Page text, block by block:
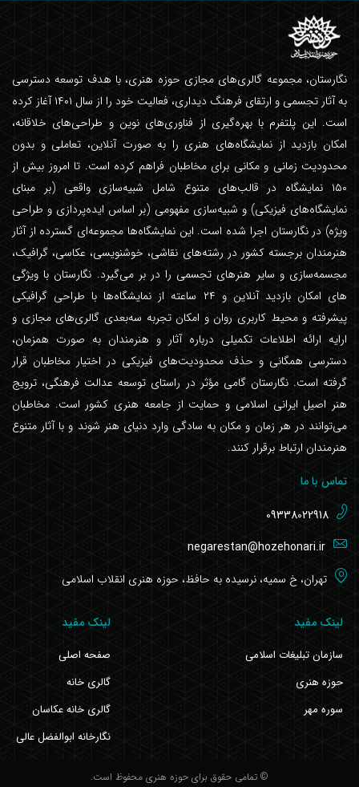
نگارستان، مجموعه گالری‌های مجازی حوزه هنری، با هدف توسعه دسترسی
به آثار تجسمی و ارتقای فرهنگ دیداری، فعالیت خود را از سال ۱۴۰۱ آغاز کرده
است. این پلتفرم با بهره‌گیری از فناوری‌های نوین و طراحی‌های خلاقانه،
امکان بازدید از نمایشگاه‌های هنری را به صورت آنلاین، تعاملی و بدون
محدودیت زمانی و مکانی برای مخاطبان فراهم کرده است. تا امروز بیش از
۱۵۰ نمایشگاه در قالب‌های متنوع شامل شبیه‌سازی واقعی (بر مبنای
نمایشگاه‌های فیزیکی) و شبیه‌سازی مفهومی (بر اساس ایده‌پردازی و طراحی
ویژه) در نگارستان اجرا شده است. این نمایشگاه‌ها مجموعه‌ای گسترده از آثار
هنرمندان برجسته کشور در رشته‌های نقاشی، خوشنویسی، عکاسی، گرافیک،
مجسمه‌سازی و سایر هنرهای تجسمی را در بر می‌گیرد. نگارستان با ویژگی
های امکان بازدید آنلاین و ۲۴ ساعته از نمایشگاه‌ها با طراحی گرافیکی
پیشرفته و محیط کاربری روان و امکان تجربه سه‌بعدی گالری‌های مجازی و
ارایه ارائه اطلاعات تکمیلی درباره آثار و هنرمندان به صورت همزمان،
دسترسی همگانی و حذف محدودیت‌های فیزیکی در اختیار مخاطبان قرار
گرفته است. نگارستان گامی مؤثر در راستای توسعه عدالت فرهنگی، ترویج
هنر اصیل ایرانی اسلامی و حمایت از جامعه هنری کشور است. مخاطبان
می‌توانند در هر زمان و مکان به سادگی وارد دنیای هنر شوند و با آثار متنوع
هنرمندان ارتباط برقرار کنند.
تماس با ما
09338022918
negarestan@hozehonari.ir
تهران، خ سمیه، نرسیده به حافظ، حوزه هنری انقلاب اسلامی
لینک مفید
سازمان تبلیغات اسلامی
حوزه هنری
سوره مهر
لینک مفید
صفحه اصلی
گالری خانه
گالری خانه عکاسان
نگارخانه ابوالفضل عالی
© تمامی حقوق برای حوزه هنری محفوظ است.